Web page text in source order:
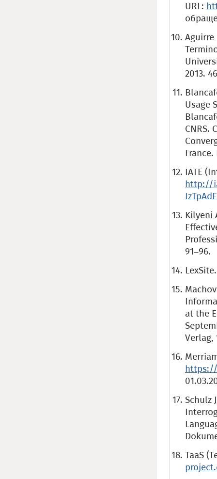
URL:
Aguirre
2013.
Usage
CNRS.
France.
IATE
http://
Kilyeni
91–96.
at the
Verlag,
Schulz
TaaS